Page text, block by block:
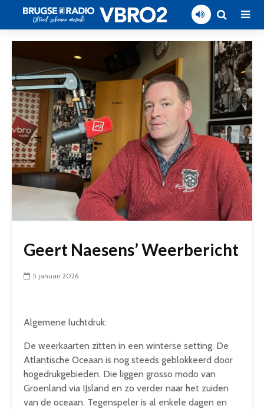
Geert Naesens’ Weerbericht
5 januari 2026
Algemene luchtdruk:
De weerkaarten zitten in een winterse setting. De
Atlantische Oceaan is nog steeds geblokkeerd door
hogedrukgebieden. Die liggen grosso modo van
Groenland via IJsland en zo verder naar het zuiden
van de oceaan. Tegenspeler is al enkele dagen en